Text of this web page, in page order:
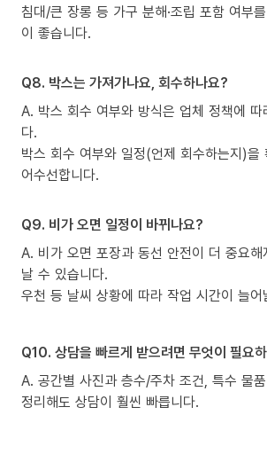
침대/큰 장롱 등 가구 분해·조립 포함 여부
이 좋습니다.
Q8. 박스는 가져가나요, 회수하나요?
A. 박스 회수 여부와 방식은 업체 정책에
다.
박스 회수 여부와 일정(언제 회수하는지)을
어수선합니다.
Q9. 비가 오면 일정이 바뀌나요?
A. 비가 오면 포장과 동선 안전이 더 중요해
날 수 있습니다.
우천 등 날씨 상황에 따라 작업 시간이 늘어
Q10. 상담을 빠르게 받으려면 무엇이 필요
A. 공간별 사진과 층수/주차 조건, 특수 물
정리해도 상담이 훨씬 빠릅니다.